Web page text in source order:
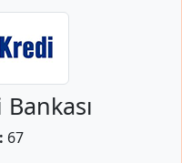
67